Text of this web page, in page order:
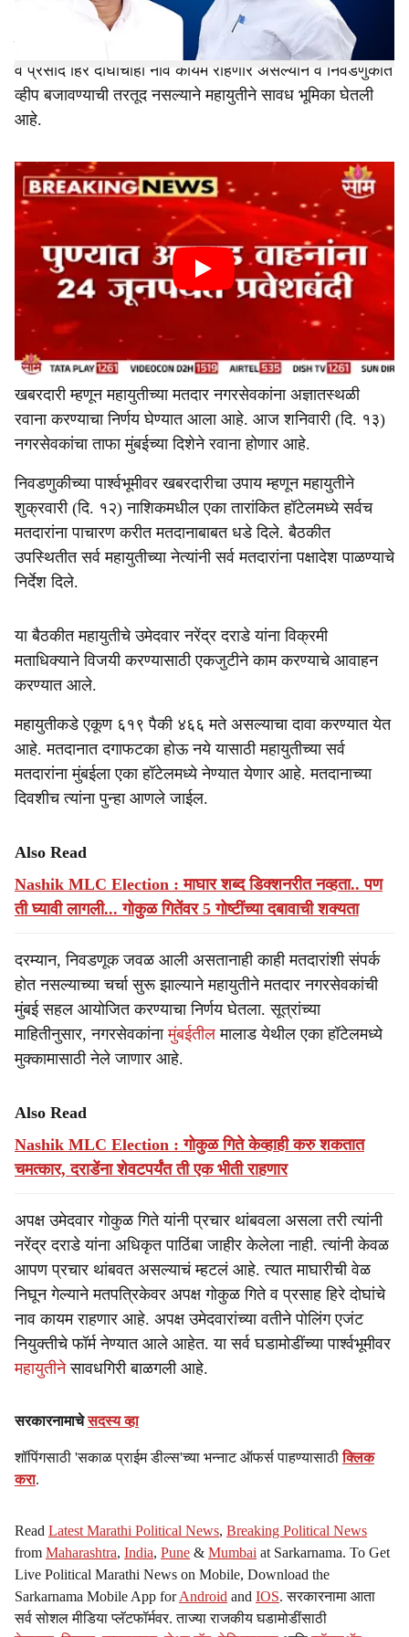
मात्र, तरीही तांत्रिकदृष्ट्या मतपत्रिकेवर अपक्ष उमेदवार गोकुळ गिते
व प्रसाद हिरे दोघांचीही नावे कायम राहणार असल्याने व निवडणुकीत
व्हीप बजावण्याची तरतूद नसल्याने महायुतीने सावध भूमिका घेतली
आहे.
खबरदारी म्हणून महायुतीच्या मतदार नगरसेवकांना अज्ञातस्थळी
रवाना करण्याचा निर्णय घेण्यात आला आहे. आज शनिवारी (दि. १३)
नगरसेवकांचा ताफा मुंबईच्या दिशेने रवाना होणार आहे.
निवडणुकीच्या पार्श्वभूमीवर खबरदारीचा उपाय म्हणून महायुतीने
शुक्रवारी (दि. १२) नाशिकमधील एका तारांकित हॉटेलमध्ये सर्वच
मतदारांना पाचारण करीत मतदानाबाबत धडे दिले. बैठकीत
उपस्थितीत सर्व महायुतीच्या नेत्यांनी सर्व मतदारांना पक्षादेश पाळण्याचे
निर्देश दिले.
या बैठकीत महायुतीचे उमेदवार नरेंद्र दराडे यांना विक्रमी
मताधिक्याने विजयी करण्यासाठी एकजुटीने काम करण्याचे आवाहन
करण्यात आले.
महायुतीकडे एकूण ६१९ पैकी ४६६ मते असल्याचा दावा करण्यात येत
आहे. मतदानात दगाफटका होऊ नये यासाठी महायुतीच्या सर्व
मतदारांना मुंबईला एका हॉटेलमध्ये नेण्यात येणार आहे. मतदानाच्या
दिवशीच त्यांना पुन्हा आणले जाईल.
Also Read
Nashik MLC Election : माघार शब्द डिक्शनरीत नव्हता.. पण
ती घ्यावी लागली... गोकुळ गितेंवर 5 गोष्टींच्या दबावाची शक्यता
दरम्यान, निवडणूक जवळ आली असतानाही काही मतदारांशी संपर्क
होत नसल्याच्या चर्चा सुरू झाल्याने महायुतीने मतदार नगरसेवकांची
मुंबई सहल आयोजित करण्याचा निर्णय घेतला. सूत्रांच्या
माहितीनुसार, नगरसेवकांनामुंबईतील मालाड येथील एका हॉटेलमध्ये
मुक्कामासाठी नेले जाणार आहे.
Also Read
Nashik MLC Election : गोकुळ गिते केव्हाही करु शकतात
चमत्कार, दराडेंना शेवटपर्यंत ती एक भीती राहणार
अपक्ष उमेदवार गोकुळ गिते यांनी प्रचार थांबवला असला तरी त्यांनी
नरेंद्र दराडे यांना अधिकृत पाठिंबा जाहीर केलेला नाही. त्यांनी केवळ
आपण प्रचार थांबवत असल्याचं म्हटलं आहे. त्यात माघारीची वेळ
निघून गेल्याने मतपत्रिकेवर अपक्ष गोकुळ गिते व प्रसाह हिरे दोघांचे
नाव कायम राहणार आहे. अपक्ष उमेदवारांच्या वतीने पोलिंग एजंट
नियुक्तीचे फॉर्म नेण्यात आले आहेत. या सर्व घडामोडींच्या पार्श्वभूमीवर
महायुतीनेसावधगिरी बाळगली आहे.
सरकारनामाचेसदस्य व्हा
शॉपिंगसाठी 'सकाळ प्राईम डील्स'च्या भन्नाट ऑफर्स पाहण्यासाठीक्लिक
करा.
Read Latest Marathi Political News, Breaking Political News
from Maharashtra, India, Pune & Mumbai at Sarkarnama. To Get
Live Political Marathi News on Mobile, Download the
Sarkarnama Mobile App forAndroid and IOS. सरकारनामा आता
सर्व सोशल मीडिया प्लॅटफॉर्मवर. ताज्या राजकीय घडामोडींसाठी